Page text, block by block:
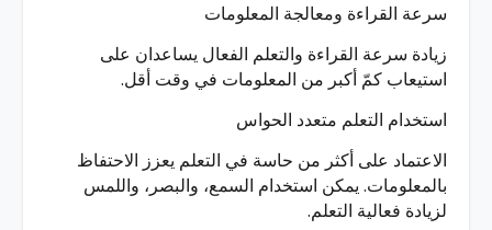
سرعة القراءة ومعالجة المعلومات
زيادة سرعة القراءة والتعلم الفعال يساعدان على
استيعاب كمّ أكبر من المعلومات في وقت أقل.
استخدام التعلم متعدد الحواس
الاعتماد على أكثر من حاسة في التعلم يعزز الاحتفاظ
بالمعلومات. يمكن استخدام السمع، والبصر، واللمس
لزيادة فعالية التعلم.